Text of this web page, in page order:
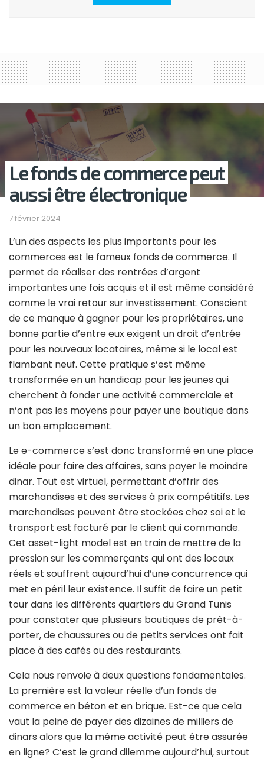
Le fonds de commerce peut
aussi être électronique
7 février 2024
L’un des aspects les plus importants pour les
commerces est le fameux fonds de commerce. Il
permet de réaliser des rentrées d’argent
importantes une fois acquis et il est même considéré
comme le vrai retour sur investissement. Conscient
de ce manque à gagner pour les propriétaires, une
bonne partie d’entre eux exigent un droit d’entrée
pour les nouveaux locataires, même si le local est
flambant neuf. Cette pratique s’est même
transformée en un handicap pour les jeunes qui
cherchent à fonder une activité commerciale et
n’ont pas les moyens pour payer une boutique dans
un bon emplacement.
Le e-commerce s’est donc transformé en une place
idéale pour faire des affaires, sans payer le moindre
dinar. Tout est virtuel, permettant d’offrir des
marchandises et des services à prix compétitifs. Les
marchandises peuvent être stockées chez soi et le
transport est facturé par le client qui commande.
Cet asset-light model est en train de mettre de la
pression sur les commerçants qui ont des locaux
réels et souffrent aujourd’hui d’une concurrence qui
met en péril leur existence. Il suffit de faire un petit
tour dans les différents quartiers du Grand Tunis
pour constater que plusieurs boutiques de prêt-à-
porter, de chaussures ou de petits services ont fait
place à des cafés ou des restaurants.
Cela nous renvoie à deux questions fondamentales.
La première est la valeur réelle d’un fonds de
commerce en béton et en brique. Est-ce que cela
vaut la peine de payer des dizaines de milliers de
dinars alors que la même activité peut être assurée
en ligne? C’est le grand dilemme aujourd’hui, surtout